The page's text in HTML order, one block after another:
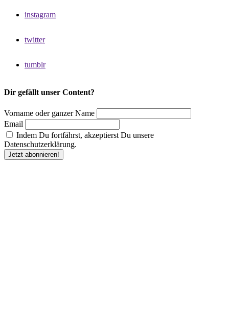
instagram
twitter
tumblr
Dir gefällt unser Content?
Vorname oder ganzer Name
Email
Indem Du fortfährst, akzeptierst Du unsere
Datenschutzerklärung.